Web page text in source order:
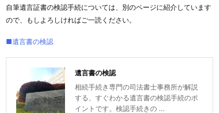
自筆遺言証書の検認手続については、別のページに紹介しています
ので、もしよろしければご一読ください。
■遺言書の検認
遺言書の検認
相続手続き専門の司法書士事務所が解説
する、すぐわかる遺言書の検認手続のポ
イントです。検認手続きの ...